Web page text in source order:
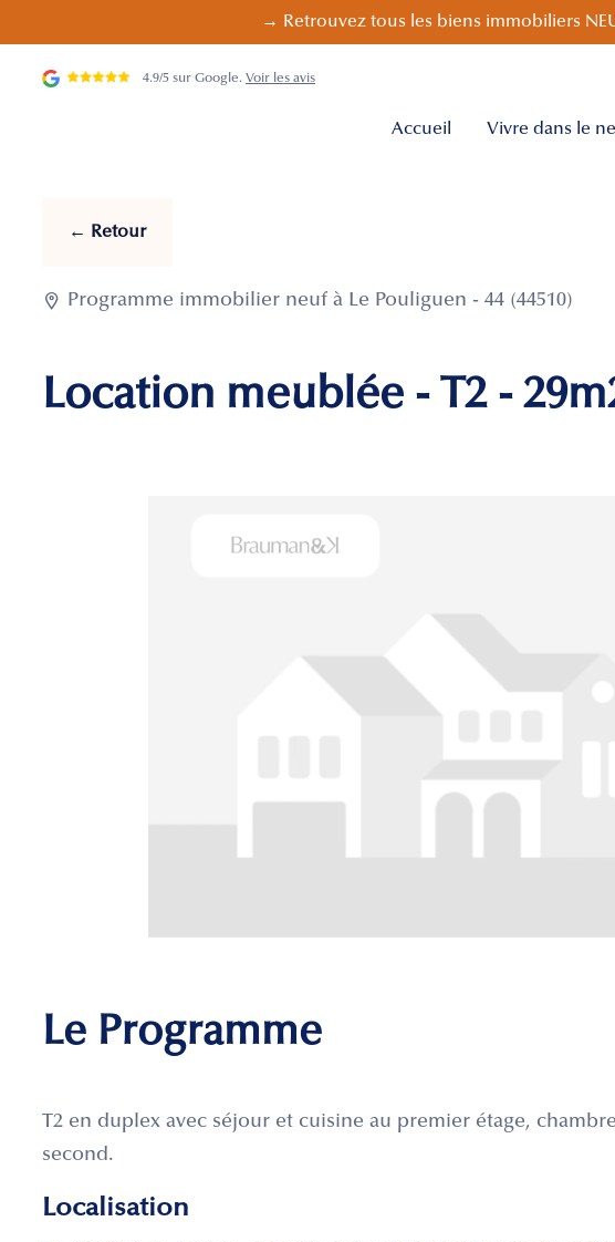
→ Retrouvez tous les biens immobiliers
4.9/5 sur Google. Voir les avis
Accueil Vivre dans le
← Retour
 Programme immobilier neuf à Le Pouliguen - 44 (44510)
Location meublée - T2 -
Le Programme
T2 en duplex avec séjour et cuisine au premier étage,
second.
Localisation